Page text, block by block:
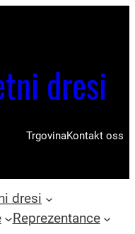
dresi
TrgovinaKontakt oss
dresi
Reprezentance